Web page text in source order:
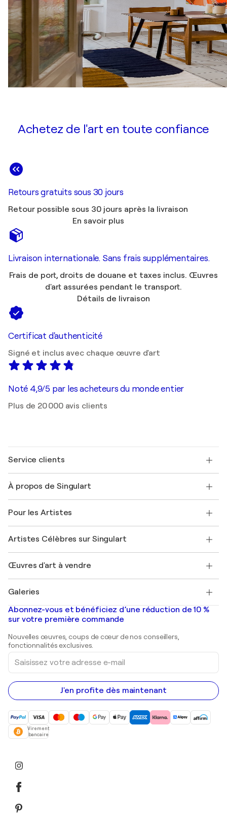
Achetez de l'art en toute confiance
Retours gratuits sous 30 jours
Retour possible sous 30 jours après la livraison
En savoir plus
Livraison internationale. Sans frais supplémentaires.
Frais de port, droits de douane et taxes inclus. Œuvres
d'art assurées pendant le transport.
Détails de livraison
Certificat d'authenticité
Signé et inclus avec chaque œuvre d'art
Noté 4,9/5 par les acheteurs du monde entier
Plus de 20 000 avis clients
Service clients
Expédition
Offrir une carte cadeau
Rejoignez notre programme commercial
Mon compte
+33 1 76 44 06 42
À propos de Singulart
FAQ
Magazine Singulart
Emplois
Découvrez une sélection d'art original
Pour les Artistes
Se connecter en tant qu'Artiste
Artistes Célèbres sur Singulart
Marc Chagall
Banksy
Mr. Brainwash
Shepard Fairey
Œuvres d'art à vendre
Tableaux abstraits à vendre
Peintures de paysage
Estampes
Peintures acryliques
Galeries
Galeries d'art en France
Galeries d'art en Belgique
Abonnez-vous et bénéficiez d’une réduction de 10 %
sur votre première commande
Nouvelles œuvres, coups de cœur de nos conseillers,
fonctionnalités exclusives.
Saisissez
votre
adresse
e-
mail
J'en profite dès maintenant
Virement
bancaire